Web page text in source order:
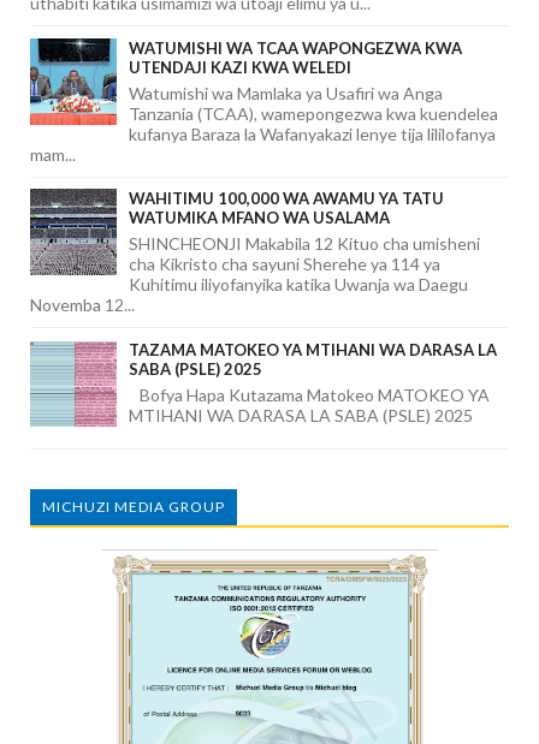
WATUMISHI WA TCAA WAPONGEZWA KWA
UTENDAJI KAZI KWA WELEDI
Watumishi wa Mamlaka ya Usafiri wa Anga
Tanzania (TCAA), wamepongezwa kwa kuendelea
kufanya Baraza la Wafanyakazi lenye tija lililofanya
mam...
WAHITIMU 100,000 WA AWAMU YA TATU
WATUMIKA MFANO WA USALAMA
SHINCHEONJI Makabila 12 Kituo cha umisheni
cha Kikristo cha sayuni Sherehe ya 114 ya
Kuhitimu iliyofanyika katika Uwanja wa Daegu
Novemba 12...
TAZAMA MATOKEO YA MTIHANI WA DARASA LA
SABA (PSLE) 2025
Bofya Hapa Kutazama Matokeo MATOKEO YA
MTIHANI WA DARASA LA SABA (PSLE) 2025
MICHUZI MEDIA GROUP